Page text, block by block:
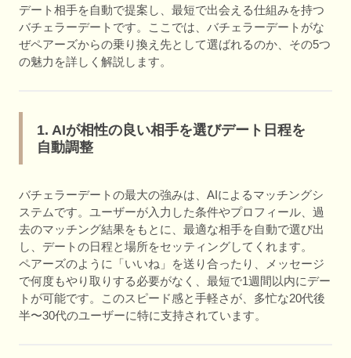
デート相手を自動で提案し、最短で出会える仕組みを持つ
バチェラーデートです。ここでは、バチェラーデートがな
ぜペアーズからの乗り換え先として選ばれるのか、その5つ
の魅力を詳しく解説します。
1. AIが相性の良い相手を選びデート日程を
自動調整
バチェラーデートの最大の強みは、AIによるマッチングシ
ステムです。ユーザーが入力した条件やプロフィール、過
去のマッチング結果をもとに、最適な相手を自動で選び出
し、デートの日程と場所をセッティングしてくれます。
ペアーズのように「いいね」を送り合ったり、メッセージ
で何度もやり取りする必要がなく、最短で1週間以内にデー
トが可能です。このスピード感と手軽さが、多忙な20代後
半〜30代のユーザーに特に支持されています。